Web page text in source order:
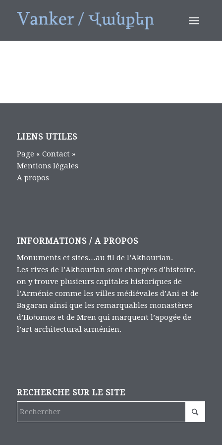
LIENS UTILES
Page « Contact »
Mentions légales
A propos
INFORMATIONS / A PROPOS
Monuments et sites…au fil de l’Akhourian.
Les rives de l’Akhourian sont chargées d’histoire,
on y trouve plusieurs capitales historiques de
l’Arménie comme les villes médiévales d’Ani et de
Bagaran ainsi que les remarquables monastères
d’Hoṙomos et de Mren qui marquent l’apogée de
l’art architectural arménien.
RECHERCHE SUR LE SITE